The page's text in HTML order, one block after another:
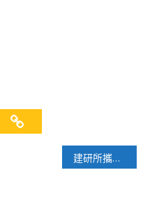
建研所攜手台智盟推廣智慧減碳 加速推動近零碳建築落地